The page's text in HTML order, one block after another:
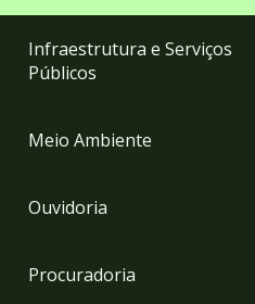
Infraestrutura e Serviços
Públicos
Meio Ambiente
Ouvidoria
Procuradoria